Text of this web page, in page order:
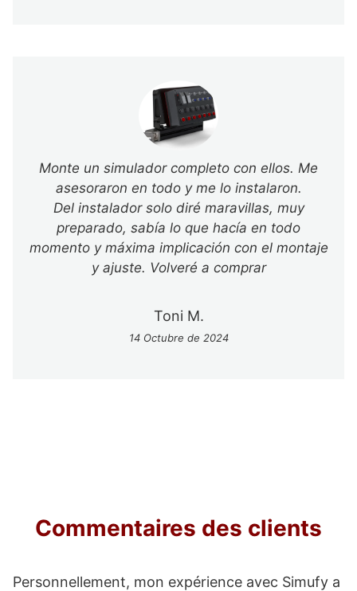
Monte un simulador completo con ellos. Me
asesoraron en todo y me lo instalaron.
Del instalador solo diré maravillas, muy
preparado, sabía lo que hacía en todo
momento y máxima implicación con el montaje
y ajuste. Volveré a comprar
Toni M.
14 Octubre de 2024
Commentaires des clients
Personnellement, mon expérience avec Simufy a